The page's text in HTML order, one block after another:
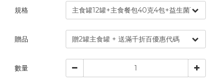
規格
贈品
數量